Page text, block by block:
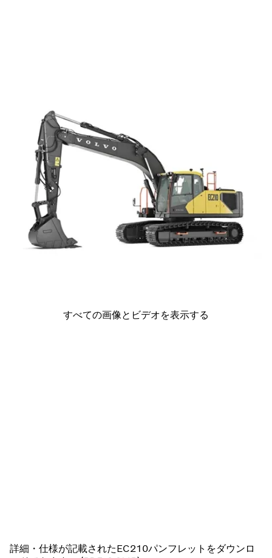
すべての画像とビデオを表示する
詳細・仕様が記載されたEC210パンフレットをダウンロ